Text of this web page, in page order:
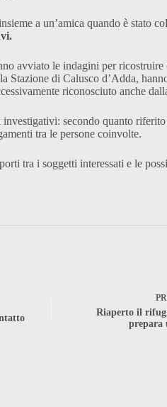
a un’amica quando è stato
avviato le indagini per
Stazione di Calusco d’Adda,
riconosciuto anche
secondo quanto
tra le persone coinvolte.
tra i soggetti interessati e le
Riaperto il
prepara